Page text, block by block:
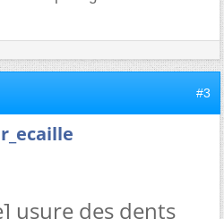
#3
usure des dents